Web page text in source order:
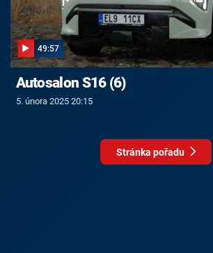
49:57
Autosalon S16 (6)
5. února 2025 20:15
Stránka pořadu